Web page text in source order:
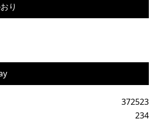
り
372523
234